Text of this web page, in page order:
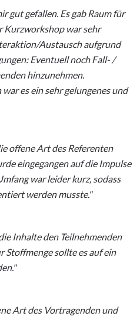
gut gefallen. Es gab Raum für
Kurzworkshop war sehr
Austausch aufgrund
Eventuell noch Fall- /
hinzunehmen.
es ein sehr gelungenes und
offene Art des Referenten
eingegangen auf die Impulse
war leider kurz, sodass
werden musste."
Inhalte den Teilnehmenden
Stoffmenge sollte es auf ein
"
Art des Vortragenden und